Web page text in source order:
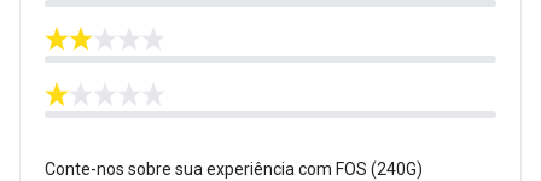
Conte-nos sobre sua experiência com FOS (240G)